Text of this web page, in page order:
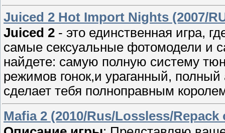
Juiced 2 Hot Import Nights (2007/
Juiced 2 - это единственная игра,
самые сексуальные фотомодели и
найдете: самую полную систему
режимов гонок,и ураганный,
сделает тебя полноправным
Mafia 2 (2010/Rus/Lossless/Repack